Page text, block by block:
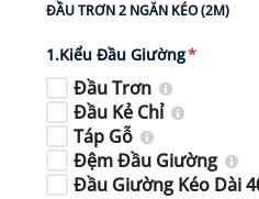
ĐẦU TRƠN 2 NGĂN KÉO (2M)
1.Kiểu Đầu Giường*
Đầu Trơn
Đầu Kẻ Chỉ
Táp Gỗ
Đệm Đầu Giường
Đầu Giường Kéo Dài